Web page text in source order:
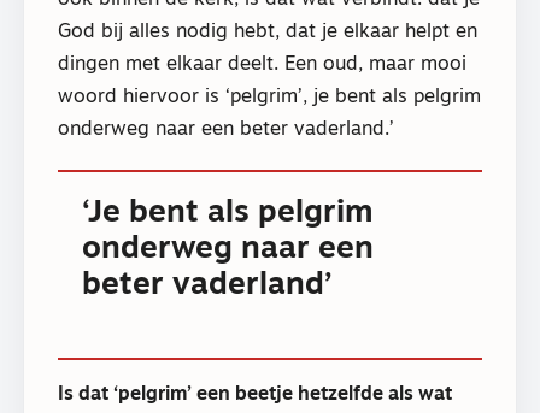
God bij alles nodig hebt, dat je elkaar helpt en
dingen met elkaar deelt. Een oud, maar mooi
woord hiervoor is ‘pelgrim’, je bent als pelgrim
onderweg naar een beter vaderland.’
‘Je bent als pelgrim
onderweg naar een
beter vaderland’
Is dat ‘pelgrim’ een beetje hetzelfde als wat